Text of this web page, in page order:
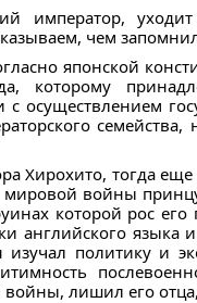
император,
чем
японской
которому
осуществлением
Хирохито, тогда
войны
которой рос
английского языка
политику и
лишил его